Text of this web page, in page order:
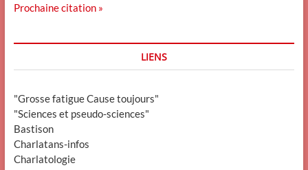
Prochaine citation »
LIENS
"Grosse fatigue Cause toujours"
"Sciences et pseudo-sciences"
Bastison
Charlatans-infos
Charlatologie